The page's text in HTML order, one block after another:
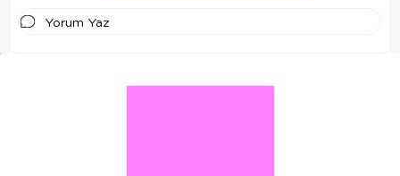
Yorum Yaz